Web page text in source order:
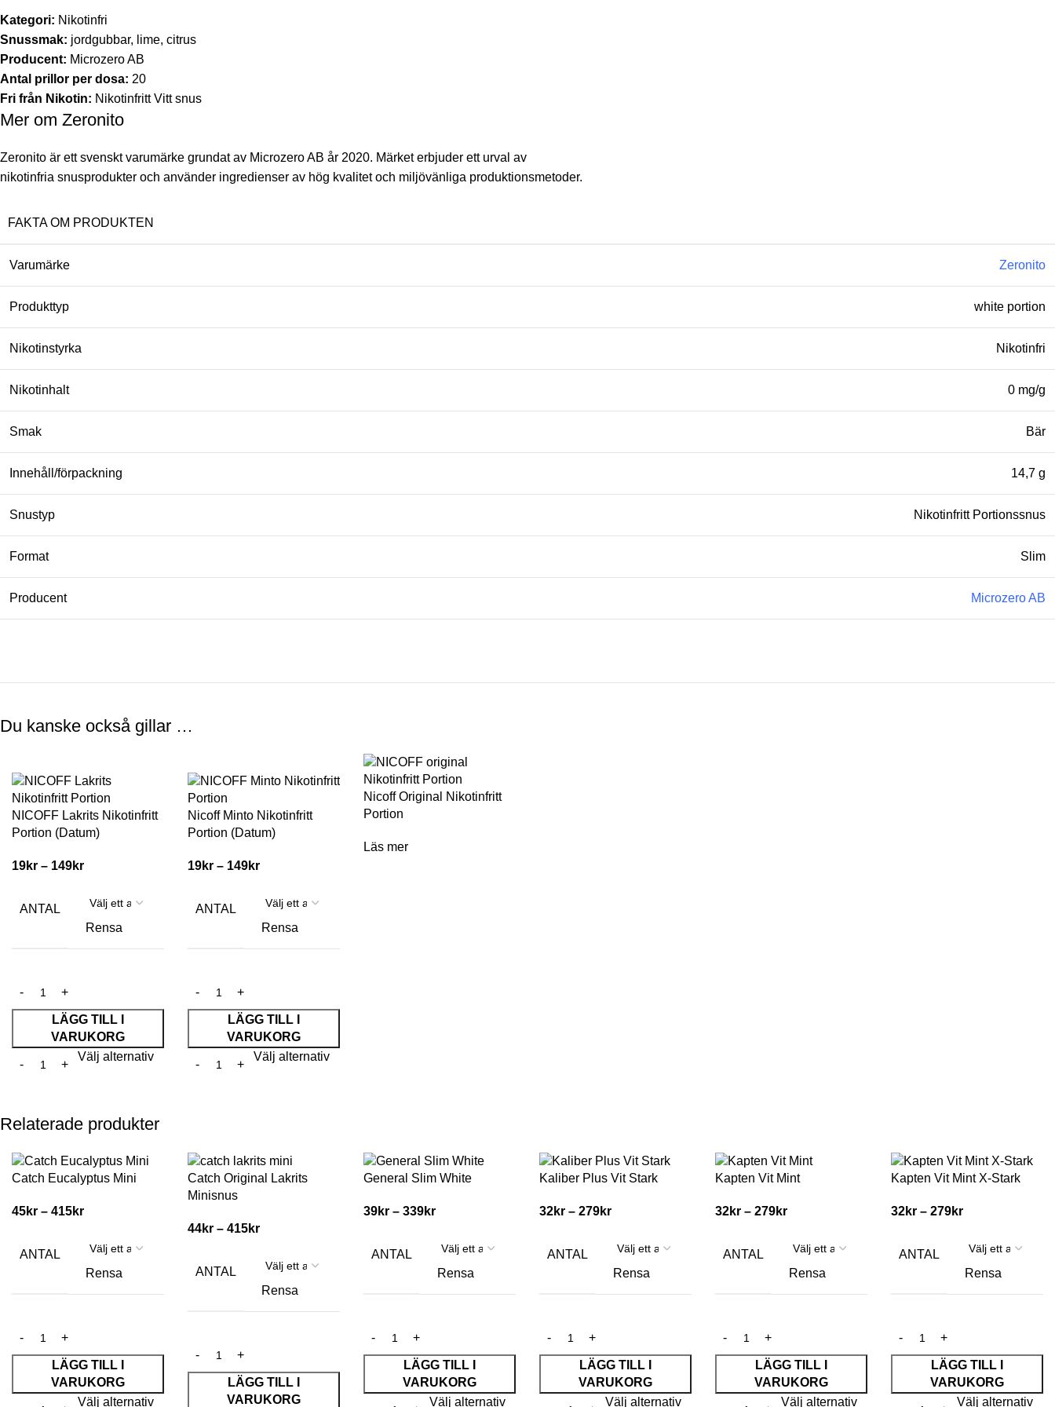
Kategori: Nikotinfri
Snussmak: jordgubbar, lime, citrus
Producent: Microzero AB
Antal prillor per dosa: 20
Fri från Nikotin: Nikotinfritt Vitt snus
Mer om Zeronito
Zeronito är ett svenskt varumärke grundat av Microzero AB år 2020. Märket erbjuder ett urval av
nikotinfria snusprodukter och använder ingredienser av hög kvalitet och miljövänliga produktionsmetoder.
FAKTA OM PRODUKTEN
Varumärke Zeronito
Produkttyp white portion
Nikotinstyrka Nikotinfri
Nikotinhalt 0 mg/g
Smak Bär
Innehåll/förpackning 14,7 g
Snustyp Nikotinfritt Portionssnus
Format Slim
Producent Microzero AB
Du kanske också gillar …
NICOFF Lakrits Nikotinfritt
Portion (Datum)
19kr – 149kr
ANTAL
Rensa
LÄGG TILL I
VARUKORG
Välj alternativ
Nicoff Minto Nikotinfritt
Portion (Datum)
19kr – 149kr
ANTAL
Rensa
LÄGG TILL I
VARUKORG
Välj alternativ
Nicoff Original Nikotinfritt
Portion
Läs mer
Relaterade produkter
Catch Eucalyptus Mini
45kr – 415kr
ANTAL
Rensa
LÄGG TILL I
VARUKORG
Välj alternativ
Catch Original Lakrits
Minisnus
44kr – 415kr
ANTAL
Rensa
LÄGG TILL I
VARUKORG
General Slim White
39kr – 339kr
ANTAL
Rensa
LÄGG TILL I
VARUKORG
Välj alternativ
Kaliber Plus Vit Stark
32kr – 279kr
ANTAL
Rensa
LÄGG TILL I
VARUKORG
Välj alternativ
Kapten Vit Mint
32kr – 279kr
ANTAL
Rensa
LÄGG TILL I
VARUKORG
Välj alternativ
Kapten Vit Mint X-Stark
32kr – 279kr
ANTAL
Rensa
LÄGG TILL I
VARUKORG
Välj alternativ